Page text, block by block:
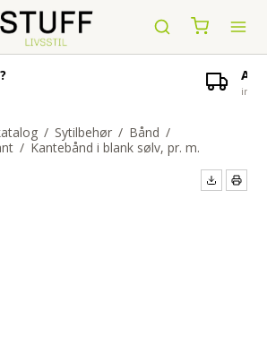
/ Sytilbehør / Bånd /
/ Kantebånd i blank sølv, pr. m.